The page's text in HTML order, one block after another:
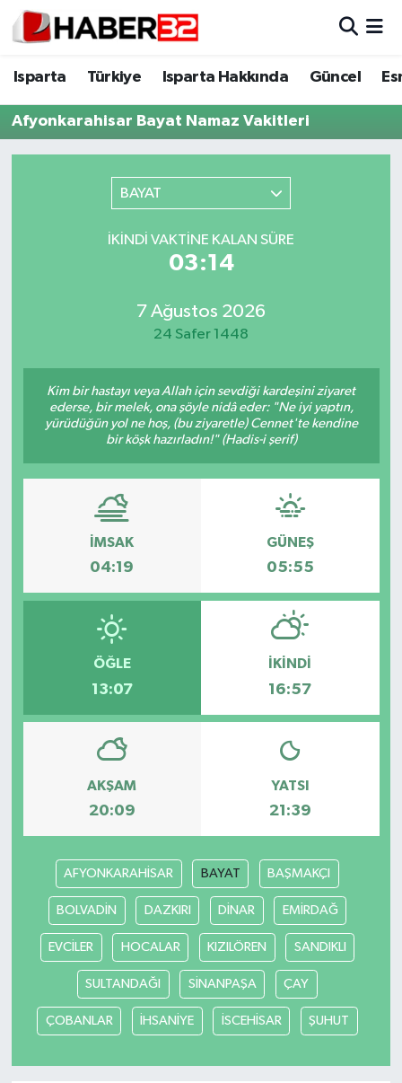
Isparta Türkiye Isparta Hakkında Güncel
Afyonkarahisar Bayat Namaz Vakitleri
BAYAT
İKINDI VAKTINE KALAN SÜRE
03:13
7 Ağustos 2026
24 Safer 1448
Kim bir hastayı veya Allah için sevdiği kardeşini ziyaret
ederse, bir melek, ona şöyle nidâ eder: "Ne iyi yaptın,
yürüdüğün yol ne hoş, (bu ziyaretle) Cennet'te kendine
bir köşk hazırladın!" (Hadis-i şerif)
İMSAK
04:19
GÜNEŞ
05:55
ÖĞLE
13:07
İKINDI
16:57
AKŞAM
20:09
YATSI
21:39
AFYONKARAHİSAR BAYAT BAŞMAKÇI
BOLVADİN DAZKIRI DİNAR EMİRDAĞ
EVCİLER HOCALAR KIZILÖREN SANDIKLI
SULTANDAĞI SİNANPAŞA ÇAY
ÇOBANLAR İHSANİYE İSCEHİSAR ŞUHUT
Isparta
Isparta Hakkında
Esnaf Diyor ki;
BİLİM VE TEKNOLOJİ
Güncel
HABERDE İNSAN
İlginç
KÜLTÜR SANAT
MAGAZİN
POLİTİKA
SAĞLIK
Teknoloji
Türkiye
Yerel
İletişim
Isparta Nöbetçi Eczaneler
Isparta Hava Durumu
Isparta Trafik Yoğunluk Haritası
Süper Lig Puan Durumu ve Fikstür